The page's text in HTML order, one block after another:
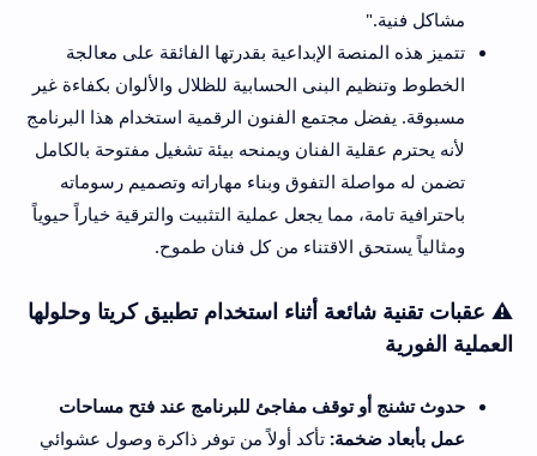
مشاكل فنية."
تتميز هذه المنصة الإبداعية بقدرتها الفائقة على معالجة
الخطوط وتنظيم البنى الحسابية للظلال والألوان بكفاءة غير
مسبوقة. يفضل مجتمع الفنون الرقمية استخدام هذا البرنامج
لأنه يحترم عقلية الفنان ويمنحه بيئة تشغيل مفتوحة بالكامل
تضمن له مواصلة التفوق وبناء مهاراته وتصميم رسوماته
باحترافية تامة، مما يجعل عملية التثبيت والترقية خياراً حيوياً
ومثالياً يستحق الاقتناء من كل فنان طموح.
⚠️ عقبات تقنية شائعة أثناء استخدام تطبيق كريتا وحلولها
العملية الفورية
حدوث تشنج أو توقف مفاجئ للبرنامج عند فتح مساحات
عمل بأبعاد ضخمة: تأكد أولاً من توفر ذاكرة وصول عشوائي